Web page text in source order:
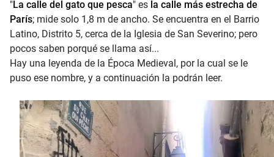
"La calle del gato que pesca" es la calle más estrecha de
París; mide solo 1,8 m de ancho. Se encuentra en el Barrio
Latino, Distrito 5, cerca de la Iglesia de San Severino; pero
pocos saben porqué se llama así...
Hay una leyenda de la Época Medieval, por la cual se le
puso ese nombre, y a continuación la podrán leer.